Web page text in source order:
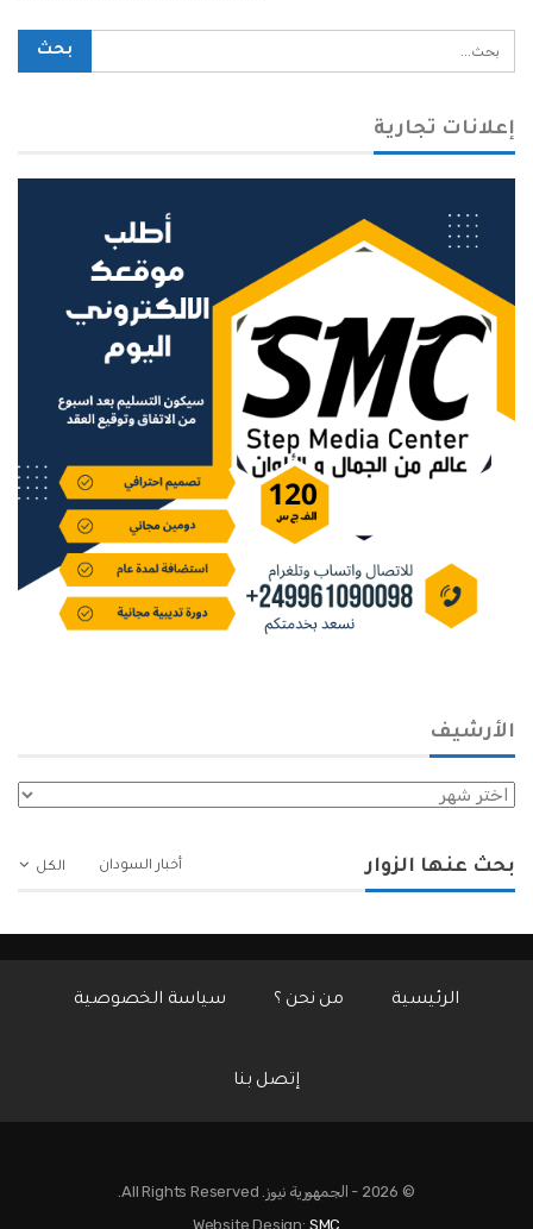
إعلانات تجارية
الأرشيف
الأرشيف
الكل بحث عنها الزوار أخبار السودان
الرئيسية من نحن ؟ سياسة الخصوصية
إتصل بنا
© 2026 - الجمهورية نيوز. All Rights Reserved.
Website Design: SMC